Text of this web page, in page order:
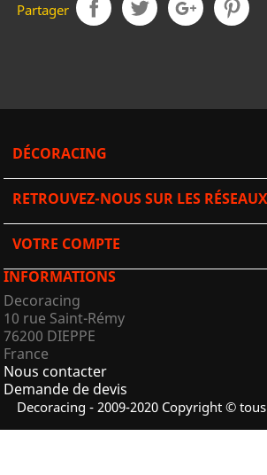
Partager
DÉCORACING
RETROUVEZ-NOUS SUR LES
VOTRE COMPTE
INFORMATIONS
Decoracing
10 rue Saint-Rémy
76200 DIEPPE
France
Nous contacter
Demande de devis
Decoracing - 2009-2020 Copyright ©